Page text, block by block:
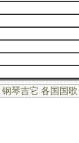
钢琴吉它 各国国歌